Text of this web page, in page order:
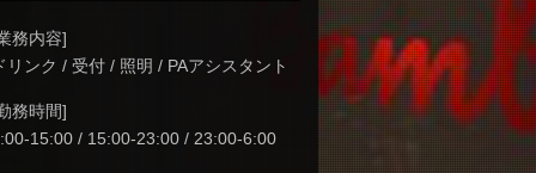
務内容]
リンク / 受付 / 照明 / PAアシスタント
務時間]
15:00 / 15:00-23:00 / 23:00-6:00